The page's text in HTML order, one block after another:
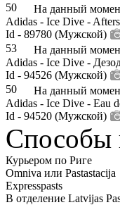
50
На данный
Adidas - Ice Dive -
Id - 89780 (Мужской)
53
На данный
Adidas - Ice Dive -
Id - 94526 (Мужской)
50
На данный
Adidas - Ice Dive - Eau
Id - 94520 (Мужской)
Способы
Курьером по Риге
Omniva или Pastastacija
Expresspasts
В отделение Latvijas